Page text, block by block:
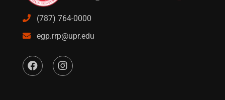
(787) 764-0000
egp.rrp@upr.edu